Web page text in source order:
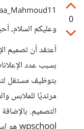
0
وعليكم السلام،
أعتقد أن تصميم
بسبب عدد
بتوظيف مستقل
مرتديًا للملابس
التصميم.